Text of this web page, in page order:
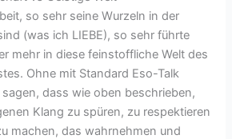
so sehr seine Wurzeln in der
(was ich LIEBE), so sehr führte
mehr in diese feinstoffliche Welt des
Ohne mit Standard Eso-Talk
dass wie oben beschrieben,
Klang zu spüren, zu respektieren
machen, das wahrnehmen und